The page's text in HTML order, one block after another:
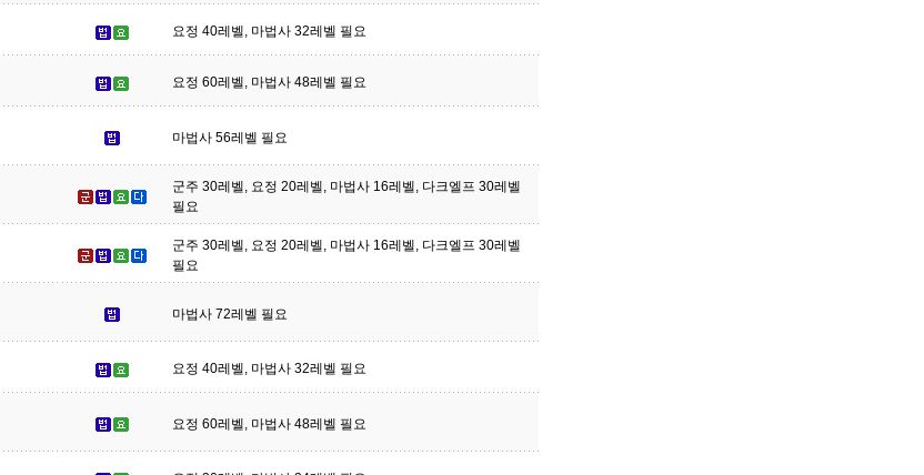
요정 40레벨, 마법사 32레벨 필요
요정 60레벨, 마법사 48레벨 필요
마법사 56레벨 필요
군주 30레벨, 요정 20레벨, 마법사 16레벨, 다크엘프 30레벨
필요
군주 30레벨, 요정 20레벨, 마법사 16레벨, 다크엘프 30레벨
필요
마법사 72레벨 필요
요정 40레벨, 마법사 32레벨 필요
요정 60레벨, 마법사 48레벨 필요